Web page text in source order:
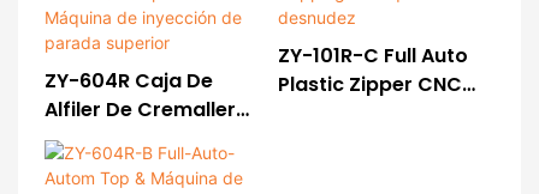
ZY-604R Caja De
Alfiler De Cremallera
De Plástico De Autos
Completos-Máquina
ZY-101R-C Full Auto
Plastic Zipper CNC